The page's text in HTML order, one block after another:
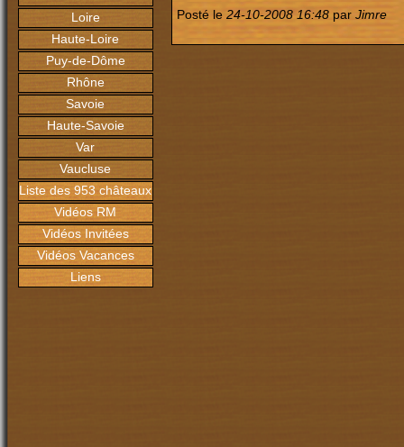
Loire
Haute-Loire
Puy-de-Dôme
Rhône
Savoie
Haute-Savoie
Var
Vaucluse
Liste des 953 châteaux
Vidéos RM
Vidéos Invitées
Vidéos Vacances
Liens
Posté le 24-10-2008 16:48 par Jimre